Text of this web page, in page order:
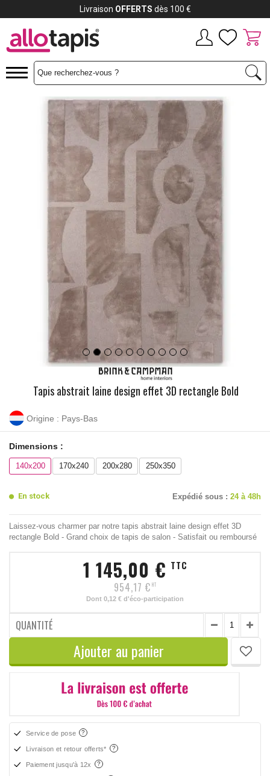
Tapis abstrait laine design effet 3D rectangle Bold
Origine : Pays-Bas
Dimensions :
140x200 170x240 200x280 250x350
En stock Expédié sous : 24 à 48h
Laissez-vous charmer par notre tapis abstrait laine design effet 3D
rectangle Bold - Grand choix de tapis de salon - Satisfait ou remboursé
1 145,00 € TTC
954,17 € HT
Dont 0,12 € d'éco-participation
QUANTITÉ
Ajouter au panier
Service de pose
Livraison et retour offerts*
Paiement jusqu'à 12x
Payez jusqu'à12x